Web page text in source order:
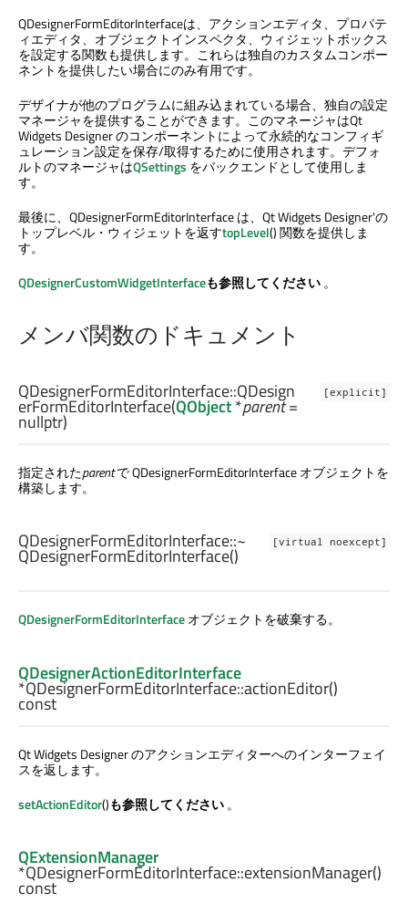
QDesignerFormEditorInterfaceは、アクションエディタ、プロパテ
ィエディタ、オブジェクトインスペクタ、ウィジェットボックス
を設定する関数も提供します。これらは独自のカスタムコンポー
ネントを提供したい場合にのみ有用です。
デザイナが他のプログラムに組み込まれている場合、独自の設定
マネージャを提供することができます。このマネージャはQt
Widgets Designerのコンポーネントによって永続的なコンフィギ
ュレーション設定を保存/取得するために使用されます。デフォ
ルトのマネージャはQSettings をバックエンドとして使用しま
す。
最後に、QDesignerFormEditorInterface は、 Qt Widgets Designer'の
トップレベル・ウィジェットを返すtopLevel() 関数を提供しま
す。
QDesignerCustomWidgetInterfaceも参照してください。
メンバ関数のドキュメント
[explicit]
QDesignerFormEditorInterface::QDesign
erFormEditorInterface(QObject*parent=
nullptr)
指定されたparentで QDesignerFormEditorInterface オブジェクトを
構築します。
[virtual noexcept]
QDesignerFormEditorInterface::~
QDesignerFormEditorInterface()
QDesignerFormEditorInterfaceオブジェクトを破棄する。
QDesignerActionEditorInterface
*QDesignerFormEditorInterface::actionEditor()
const
Qt Widgets Designerのアクションエディターへのインターフェイ
スを返します。
setActionEditor()も参照してください。
QExtensionManager
*QDesignerFormEditorInterface::extensionManager()
const